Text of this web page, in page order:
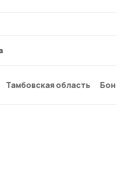
Тамбовская область